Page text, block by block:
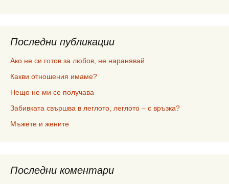
Последни публикации
Ако не си готов за любов, не наранявай
Какви отношения имаме?
Нещо не ми се получава
Забивката свършва в леглото, леглото – с връзка?
Мъжете и жените
Последни коментари